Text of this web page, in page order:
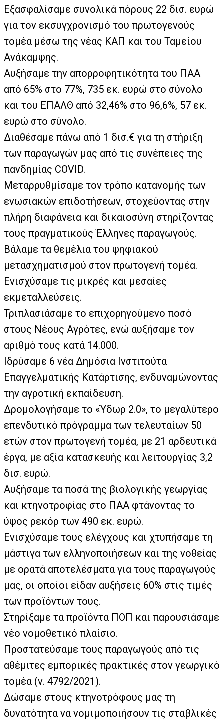
Εξασφαλίσαμε συνολικά πόρους 22 δισ. ευρώ
για τον εκσυγχρονισμό του πρωτογενούς
τομέα μέσω της νέας ΚΑΠ και του Ταμείου
Ανάκαμψης.
Αυξήσαμε την απορροφητικότητα του ΠΑΑ
από 65% στο 77%, 735 εκ. ευρώ στο σύνολο
και του ΕΠΑΛΘ από 32,46% στο 96,6%, 57 εκ.
ευρώ στο σύνολο.
Διαθέσαμε πάνω από 1 δισ.€ για τη στήριξη
των παραγωγών μας από τις συνέπειες της
πανδημίας COVID.
Μεταρρυθμίσαμε τον τρόπο κατανομής των
ενωσιακών επιδοτήσεων, στοχεύοντας στην
πλήρη διαφάνεια και δικαιοσύνη στηρίζοντας
τους πραγματικούς Έλληνες παραγωγούς.
Βάλαμε τα θεμέλια του ψηφιακού
μετασχηματισμού στον πρωτογενή τομέα.
Ενισχύσαμε τις μικρές και μεσαίες
εκμεταλλεύσεις.
Τριπλασιάσαμε το επιχορηγούμενο ποσό
στους Νέους Αγρότες, ενώ αυξήσαμε τον
αριθμό τους κατά 14.000.
Ιδρύσαμε 6 νέα Δημόσια Ινστιτούτα
Επαγγελματικής Κατάρτισης, ενδυναμώνοντας
την αγροτική εκπαίδευση.
Δρομολογήσαμε το «Ύδωρ 2.0», το μεγαλύτερο
επενδυτικό πρόγραμμα των τελευταίων 50
ετών στον πρωτογενή τομέα, με 21 αρδευτικά
έργα, με αξία κατασκευής και λειτουργίας 3,2
δισ. ευρώ.
Αυξήσαμε τα ποσά της βιολογικής γεωργίας
και κτηνοτροφίας στο ΠΑΑ φτάνοντας το
ύψος ρεκόρ των 490 εκ. ευρώ.
Ενισχύσαμε τους ελέγχους και χτυπήσαμε τη
μάστιγα των ελληνοποιήσεων και της νοθείας
με ορατά αποτελέσματα για τους παραγωγούς
μας, οι οποίοι είδαν αυξήσεις 60% στις τιμές
των προϊόντων τους.
Στηρίξαμε τα προϊόντα ΠΟΠ και παρουσιάσαμε
νέο νομοθετικό πλαίσιο.
Προστατεύσαμε τους παραγωγούς από τις
αθέμιτες εμπορικές πρακτικές στον γεωργικό
τομέα (ν. 4792/2021).
Δώσαμε στους κτηνοτρόφους μας τη
δυνατότητα να νομιμοποιήσουν τις σταβλικές